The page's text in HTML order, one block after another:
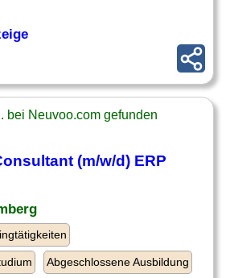
bei Neuvoo.com gefunden
(m/w/d) ERP
Abgeschlossene Ausbildung